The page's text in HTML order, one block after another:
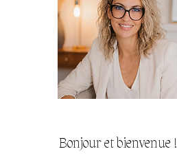
Bonjour et bienvenue !